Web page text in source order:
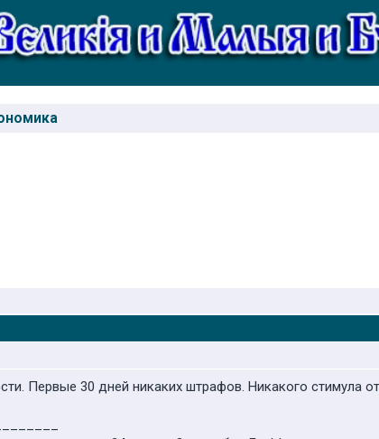
Первые 30 дней никаких штрафов. Никакого стимула